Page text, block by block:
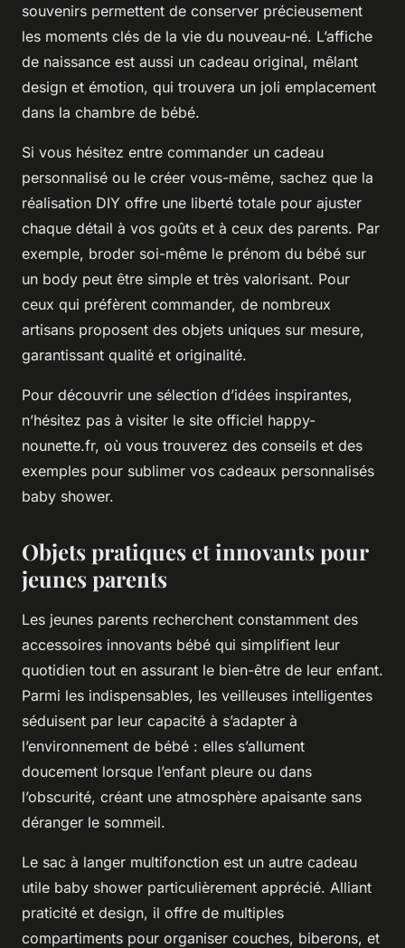
souvenirs permettent de conserver précieusement
les moments clés de la vie du nouveau-né. L’affiche
de naissance est aussi un cadeau original, mêlant
design et émotion, qui trouvera un joli emplacement
dans la chambre de bébé.
Si vous hésitez entre commander un cadeau
personnalisé ou le créer vous-même, sachez que la
réalisation DIY offre une liberté totale pour ajuster
chaque détail à vos goûts et à ceux des parents. Par
exemple, broder soi-même le prénom du bébé sur
un body peut être simple et très valorisant. Pour
ceux qui préfèrent commander, de nombreux
artisans proposent des objets uniques sur mesure,
garantissant qualité et originalité.
Pour découvrir une sélection d’idées inspirantes,
n’hésitez pas à visiter le site officiel happy-
nounette.fr, où vous trouverez des conseils et des
exemples pour sublimer vos cadeaux personnalisés
baby shower.
Objets pratiques et innovants pour
jeunes parents
Les jeunes parents recherchent constamment des
accessoires innovants bébé qui simplifient leur
quotidien tout en assurant le bien-être de leur enfant.
Parmi les indispensables, les veilleuses intelligentes
séduisent par leur capacité à s’adapter à
l’environnement de bébé : elles s’allument
doucement lorsque l’enfant pleure ou dans
l’obscurité, créant une atmosphère apaisante sans
déranger le sommeil.
Le sac à langer multifonction est un autre cadeau
utile baby shower particulièrement apprécié. Alliant
praticité et design, il offre de multiples
compartiments pour organiser couches, biberons, et